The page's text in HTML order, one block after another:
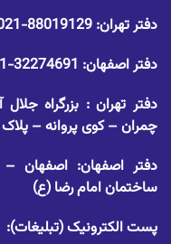
دفتر تهران: 88019129-021
دفتر اصفهان: 32274691-031
دفتر تهران : بزرگراه
چمران – کوی پروانه – پلاک ۲ – واحد
دفتر اصفهان: اصفهان
ساختمان امام رضا (ع)
پست الکترونیک (تبلیغات):